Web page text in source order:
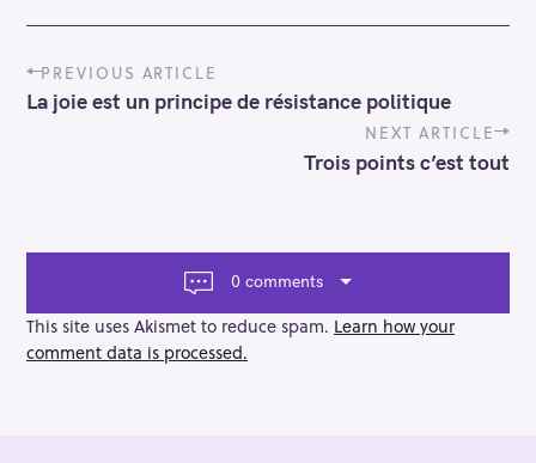
P
o
s
g
t
i
o
PREVIOUS ARTICLE
La joie est un principe de résistance politique
NEXT ARTICLE
Trois points c’est tout
0 comments
This site uses Akismet to reduce spam. Learn how your
comment data is processed.